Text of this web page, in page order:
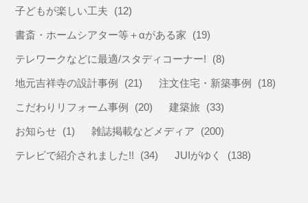
子どもが楽しい工夫 (12)
書斎・ホームシアター等＋αがある家 (19)
テレワークなどに最適/スタディコーナー! (8)
地元吉祥寺の設計事例 (21) 注文住宅・新築事例 (18)
こだわりリフォーム事例 (20) 建築旅 (33)
お知らせ (1) 雑誌掲載などメディア (200)
テレビで紹介されました!! (34) JUIがゆく (138)